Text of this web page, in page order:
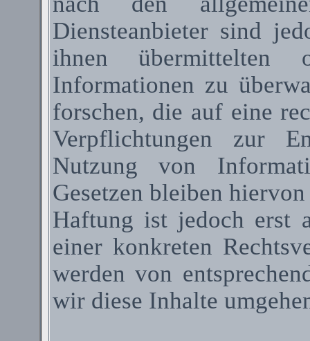
Diensteanbietersind
ihnen übermittelten
Informationen zu
forschen, die auf eine
Verpflichtungen zur
Nutzung von
Gesetzen bleiben
Haftung ist jedoch erst
einer konkreten
werden von
wir diese Inhalte